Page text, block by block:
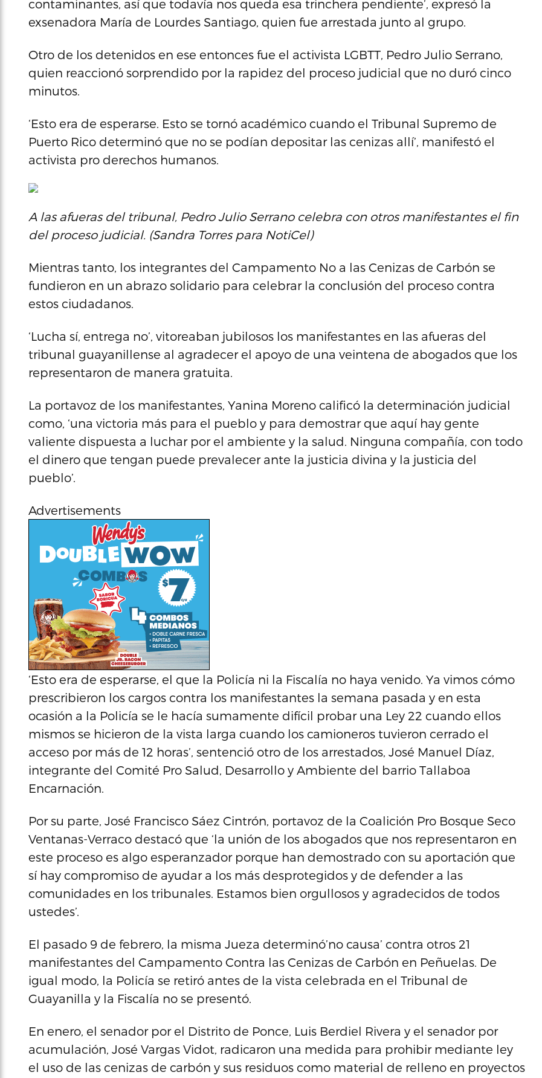
contaminantes, así que todavía nos queda esa trinchera pendiente’, expresó la
exsenadora María de Lourdes Santiago, quien fue arrestada junto al grupo.
Otro de los detenidos en ese entonces fue el activista LGBTT, Pedro Julio Serrano,
quien reaccionó sorprendido por la rapidez del proceso judicial que no duró cinco
minutos.
‘Esto era de esperarse. Esto se tornó académico cuando el Tribunal Supremo de
Puerto Rico determinó que no se podían depositar las cenizas allí’, manifestó el
activista pro derechos humanos.
A las afueras del tribunal, Pedro Julio Serrano celebra con otros manifestantes el fin
del proceso judicial. (Sandra Torres para NotiCel)
Mientras tanto, los integrantes del Campamento No a las Cenizas de Carbón se
fundieron en un abrazo solidario para celebrar la conclusión del proceso contra
estos ciudadanos.
‘Lucha sí, entrega no’, vitoreaban jubilosos los manifestantes en las afueras del
tribunal guayanillense al agradecer el apoyo de una veintena de abogados que los
representaron de manera gratuita.
La portavoz de los manifestantes, Yanina Moreno calificó la determinación judicial
como, ‘una victoria más para el pueblo y para demostrar que aquí hay gente
valiente dispuesta a luchar por el ambiente y la salud. Ninguna compañía, con todo
el dinero que tengan puede prevalecer ante la justicia divina y la justicia del
pueblo’.
Advertisements
‘Esto era de esperarse, el que la Policía ni la Fiscalía no haya venido. Ya vimos cómo
prescribieron los cargos contra los manifestantes la semana pasada y en esta
ocasión a la Policía se le hacía sumamente difícil probar una Ley 22 cuando ellos
mismos se hicieron de la vista larga cuando los camioneros tuvieron cerrado el
acceso por más de 12 horas’, sentenció otro de los arrestados, José Manuel Díaz,
integrante del Comité Pro Salud, Desarrollo y Ambiente del barrio Tallaboa
Encarnación.
Por su parte, José Francisco Sáez Cintrón, portavoz de la Coalición Pro Bosque Seco
Ventanas-Verraco destacó que ‘la unión de los abogados que nos representaron en
este proceso es algo esperanzador porque han demostrado con su aportación que
sí hay compromiso de ayudar a los más desprotegidos y de defender a las
comunidades en los tribunales. Estamos bien orgullosos y agradecidos de todos
ustedes’.
El pasado 9 de febrero, la misma Jueza determinó’no causa’ contra otros 21
manifestantes del Campamento Contra las Cenizas de Carbón en Peñuelas. De
igual modo, la Policía se retiró antes de la vista celebrada en el Tribunal de
Guayanilla y la Fiscalía no se presentó.
En enero, el senador por el Distrito de Ponce, Luis Berdiel Rivera y el senador por
acumulación, José Vargas Vidot, radicaron una medida para prohibir mediante ley
el uso de las cenizas de carbón y sus residuos como material de relleno en proyectos